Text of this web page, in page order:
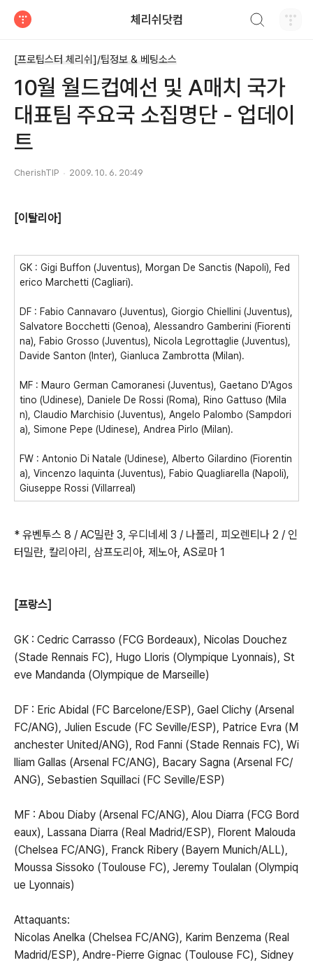
체리쉬닷컴
[프로팁스터 체리쉬]/팁정보 & 베팅소스
10월 월드컵예선 및 A매치 국가
대표팀 주요국 소집명단 - 업데이
트
CherishTIP 2009. 10. 6. 20:49
[이탈리아]
GK : Gigi Buffon (Juventus), Morgan De Sanctis (Napoli), Fed
erico Marchetti (Cagliari).
DF : Fabio Cannavaro (Juventus), Giorgio Chiellini (Juventus),
Salvatore Bocchetti (Genoa), Alessandro Gamberini (Fiorenti
na), Fabio Grosso (Juventus), Nicola Legrottaglie (Juventus),
Davide Santon (Inter), Gianluca Zambrotta (Milan).
MF : Mauro German Camoranesi (Juventus), Gaetano D'Agos
tino (Udinese), Daniele De Rossi (Roma), Rino Gattuso (Mila
n), Claudio Marchisio (Juventus), Angelo Palombo (Sampdori
a), Simone Pepe (Udinese), Andrea Pirlo (Milan).
FW : Antonio Di Natale (Udinese), Alberto Gilardino (Fiorentin
a), Vincenzo Iaquinta (Juventus), Fabio Quagliarella (Napoli),
Giuseppe Rossi (Villarreal)
* 유벤투스 8 / AC밀란 3, 우디네세 3 / 나폴리, 피오렌티나 2 / 인
터밀란, 칼리아리, 삼프도리아, 제노아, AS로마 1
[프랑스]
GK : Cedric Carrasso (FCG Bordeaux), Nicolas Douchez
(Stade Rennais FC), Hugo Lloris (Olympique Lyonnais), St
eve Mandanda (Olympique de Marseille)
DF : Eric Abidal (FC Barcelone/ESP), Gael Clichy (Arsenal
FC/ANG), Julien Escude (FC Seville/ESP), Patrice Evra (M
anchester United/ANG), Rod Fanni (Stade Rennais FC), Wi
lliam Gallas (Arsenal FC/ANG), Bacary Sagna (Arsenal FC/
ANG), Sebastien Squillaci (FC Seville/ESP)
MF : Abou Diaby (Arsenal FC/ANG), Alou Diarra (FCG Bord
eaux), Lassana Diarra (Real Madrid/ESP), Florent Malouda
(Chelsea FC/ANG), Franck Ribery (Bayern Munich/ALL),
Moussa Sissoko (Toulouse FC), Jeremy Toulalan (Olympiq
ue Lyonnais)
Attaquants:
Nicolas Anelka (Chelsea FC/ANG), Karim Benzema (Real
Madrid/ESP), Andre-Pierre Gignac (Toulouse FC), Sidney